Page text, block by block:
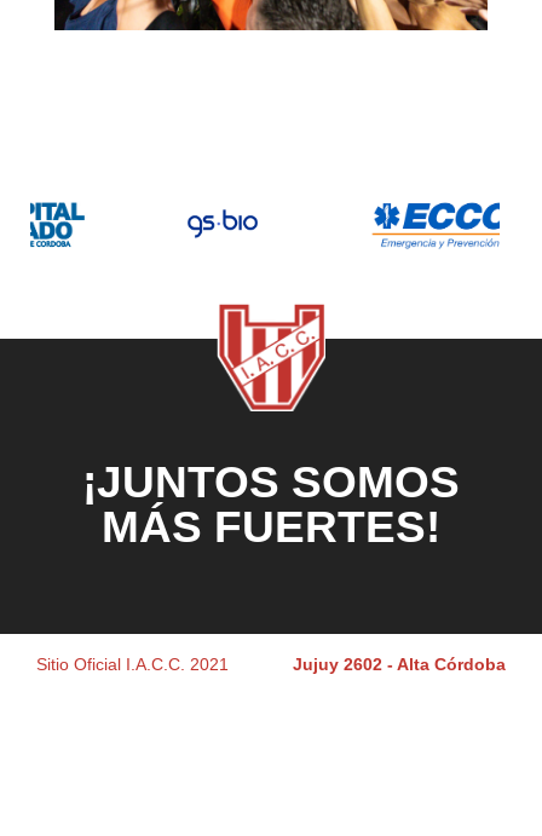
¡JUNTOS SOMOS
MÁS FUERTES!
Sitio Oficial I.A.C.C. 2021 Jujuy 2602 - Alta Córdoba